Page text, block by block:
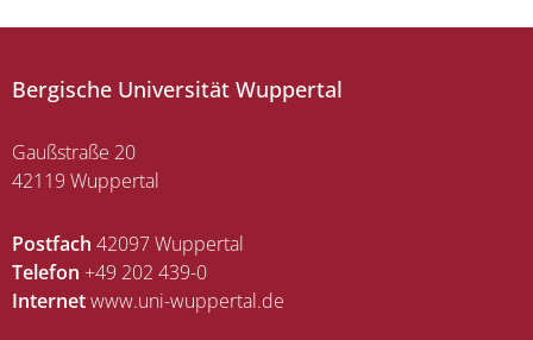
Bergische Universität Wuppertal
Gaußstraße 20
42119 Wuppertal
Postfach 42097 Wuppertal
Telefon +49 202 439-0
Internetwww.uni-wuppertal.de